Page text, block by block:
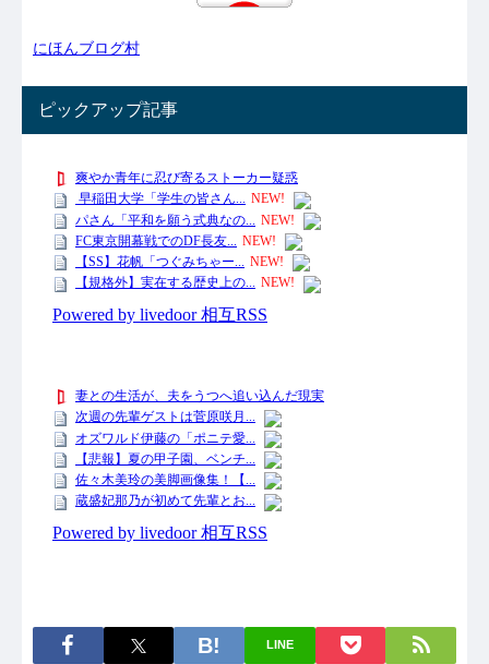
にほんブログ村
ピックアップ記事
LINE